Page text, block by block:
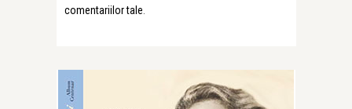
comentariilor tale